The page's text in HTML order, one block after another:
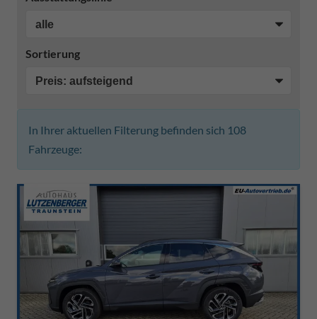
Sortierung
In Ihrer aktuellen Filterung befinden sich 108
Fahrzeuge: